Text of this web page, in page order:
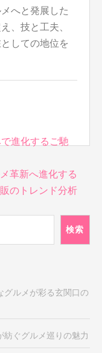
へと発展した
、技と工夫、
しての地位を
進化するご馳
革新へ進化する
のトレンド分析
検索
グルメが彩る玄関口の
紡ぐグルメ巡りの魅力